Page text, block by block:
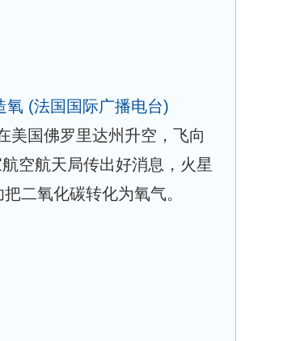
氧 (法国国际广播电台)
美国佛罗里达州升空，飞向
空航天局传出好消息，火星
二氧化碳转化为氧气。